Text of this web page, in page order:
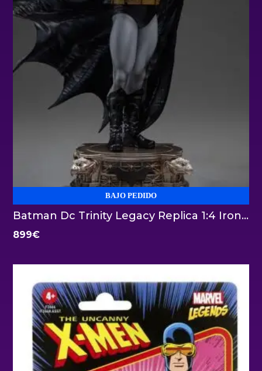
BAJO PEDIDO
Batman Dc Trinity Legacy Replica 1:4 Iron Studios
899€